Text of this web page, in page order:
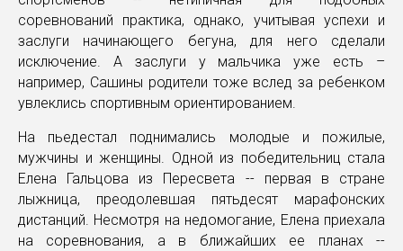
соревнований практика, однако, учитывая успехи и
заслуги начинающего бегуна, для него сделали
исключение. А заслуги у мальчика уже есть –
например, Сашины родители тоже вслед за ребенком
увлеклись спортивным ориентированием.
На пьедестал поднимались молодые и пожилые,
мужчины и женщины. Одной из победительниц стала
Елена Гальцова из Пересвета -- первая в стране
лыжница, преодолевшая пятьдесят марафонских
дистанций. Несмотря на недомогание, Елена приехала
на соревнования, а в ближайших ее планах --